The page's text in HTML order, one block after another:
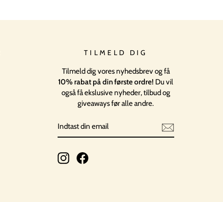
TILMELD DIG
Tilmeld dig vores nyhedsbrev og få
10% rabat på din første ordre! Du vil
også få ekslusive nyheder, tilbud og
giveaways før alle andre.
DIN
EMAIL
InstagramFacebook